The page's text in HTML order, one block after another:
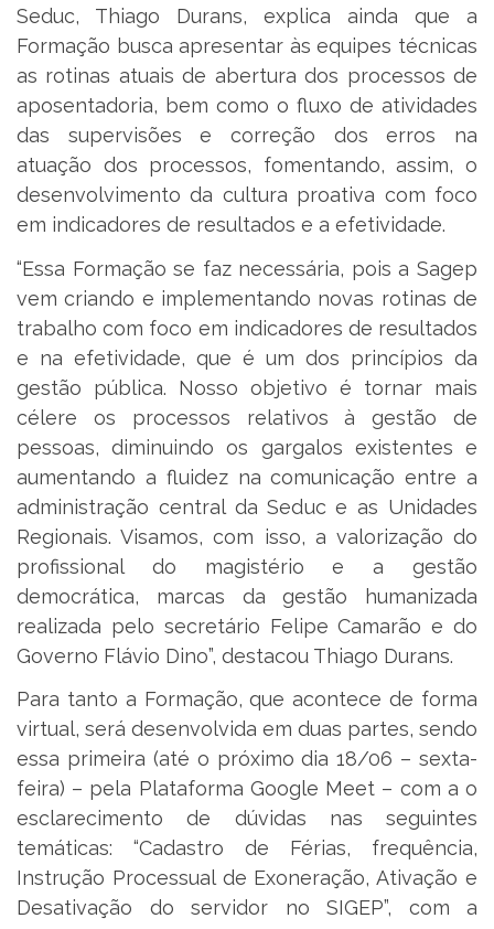
Seduc, Thiago Durans, explica ainda que a
Formação busca apresentar às equipes técnicas
as rotinas atuais de abertura dos processos de
aposentadoria, bem como o fluxo de atividades
das supervisões e correção dos erros na
atuação dos processos, fomentando, assim, o
desenvolvimento da cultura proativa com foco
em indicadores de resultados e a efetividade.
“Essa Formação se faz necessária, pois a Sagep
vem criando e implementando novas rotinas de
trabalho com foco em indicadores de resultados
e na efetividade, que é um dos princípios da
gestão pública. Nosso objetivo é tornar mais
célere os processos relativos à gestão de
pessoas, diminuindo os gargalos existentes e
aumentando a fluidez na comunicação entre a
administração central da Seduc e as Unidades
Regionais. Visamos, com isso, a valorização do
profissional do magistério e a gestão
democrática, marcas da gestão humanizada
realizada pelo secretário Felipe Camarão e do
Governo Flávio Dino”, destacou Thiago Durans.
Para tanto a Formação, que acontece de forma
virtual, será desenvolvida em duas partes, sendo
essa primeira (até o próximo dia 18/06 – sexta-
feira) – pela Plataforma Google Meet – com a o
esclarecimento de dúvidas nas seguintes
temáticas: “Cadastro de Férias, frequência,
Instrução Processual de Exoneração, Ativação e
Desativação do servidor no SIGEP”, com a